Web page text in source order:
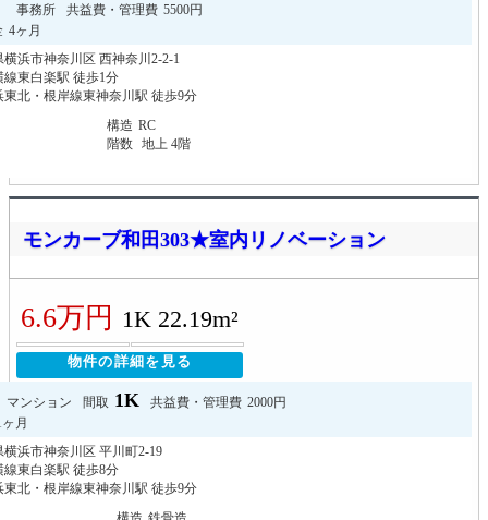
事務所 共益費・管理費 5500円
4ヶ月
浜市神奈川区 西神奈川2-2-1
線東白楽駅 徒歩1分
東北・根岸線東神奈川駅 徒歩9分
構造 RC
階数 地上 4階
モンカーブ和田303★室内リノベーション
6.6万円 1K 22.19m²
物件の詳細を見る
マンション 間取 1K 共益費・管理費 2000円
月
横浜市神奈川区 平川町2-19
線東白楽駅 徒歩8分
東北・根岸線東神奈川駅 徒歩9分